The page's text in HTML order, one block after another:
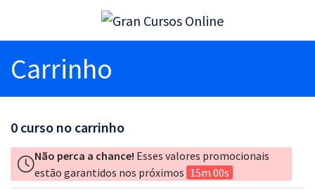
Carrinho
0 curso no carrinho
Não perca a chance! Esses valores promocionais
estão garantidos nos próximos 15m 00s